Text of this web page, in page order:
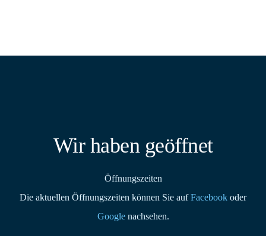
Wir haben geöffnet
Öffnungszeiten
Die aktuellen Öffnungszeiten können Sie aufFacebook oder
Googlenachsehen.